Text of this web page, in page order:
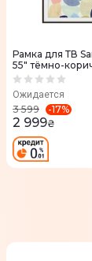
Рамка для ТВ
55" тёмно-
SCFT55BW)
Ожидается
3 599 -17%
2 999₴